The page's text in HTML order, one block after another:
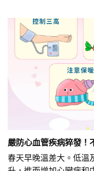
嚴防心血管疾病猝發！
春天早晚溫差大。低溫